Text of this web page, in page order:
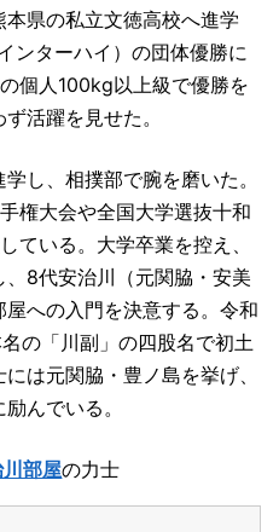
県の私立文徳高校へ進学
ンターハイ）の団体優勝に
個人100kg以上級で優勝を
活躍を見せた。
し、相撲部で腕を磨いた。
権大会や全国大学選抜十和
ている。大学卒業を控え、
8代安治川（元関脇・安美
への入門を決意する。令和
の「川副」の四股名で初土
は元関脇・豊ノ島を挙げ、
んでいる。
部屋の力士